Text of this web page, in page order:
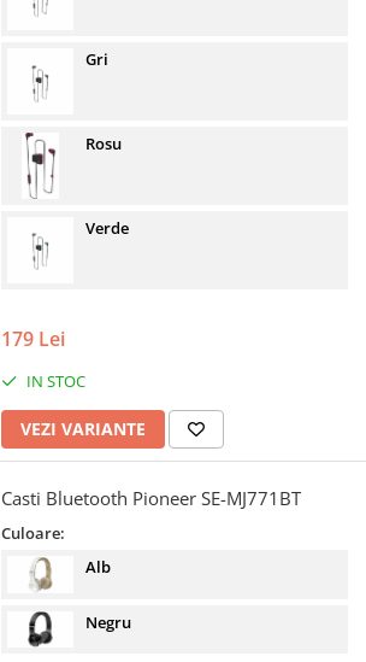
Gri
Rosu
Verde
179 Lei
IN STOC
VEZI VARIANTE
Casti Bluetooth Pioneer SE-MJ771BT
Culoare:
Alb
Negru